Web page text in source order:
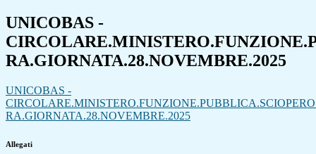
UNICOBAS -
RA.GIORNATA.28.NOVEMBRE.2025
UNICOBAS -
RA.GIORNATA.28.NOVEMBRE.2025
Allegati